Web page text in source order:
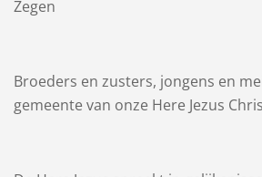
Zegen
Broeders en zusters, jongens en
gemeente van onze Here Jezus